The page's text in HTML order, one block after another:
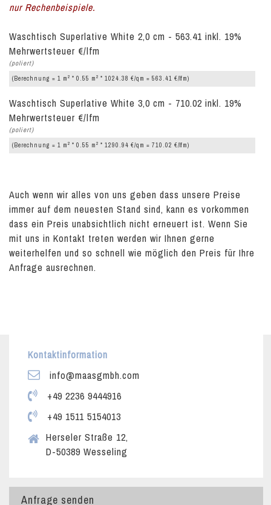
nur Rechenbeispiele.
Waschtisch Superlative White 2,0 cm - 563.41 inkl. 19%
Mehrwertsteuer €/lfm
(poliert)
(Berechnung = 1 m 2 * 0.55 m 2 * 1024.38 €/qm = 563.41 €/lfm)
Waschtisch Superlative White 3,0 cm - 710.02 inkl. 19%
Mehrwertsteuer €/lfm
(poliert)
(Berechnung = 1 m 2 * 0.55 m 2 * 1290.94 €/qm = 710.02 €/lfm)
Auch wenn wir alles von uns geben dass unsere Preise
immer auf dem neuesten Stand sind, kann es vorkommen
dass ein Preis unabsichtlich nicht erneuert ist. Wenn Sie
mit uns in Kontakt treten werden wir Ihnen gerne
weiterhelfen und so schnell wie möglich den Preis für Ihre
Anfrage ausrechnen.
Kontaktinformation
info@maasgmbh.com
+49 2236 9444916
+49 1511 5154013
Herseler Straße 12,
D-50389 Wesseling
Anfrage senden